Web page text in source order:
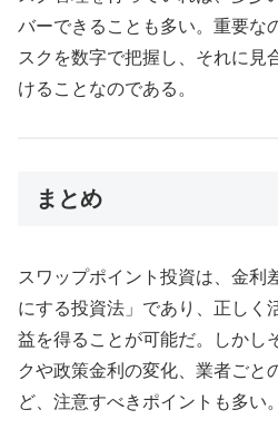
バーできることも多い。重要な
スクを数字で把握し、それに見
けることなのである。
まとめ
スワップポイント投資は、金利
にする投資法」であり、正しく
益を得ることが可能だ。しかし
クや政策金利の変化、業者ごと
ど、注意すべきポイントも多い。